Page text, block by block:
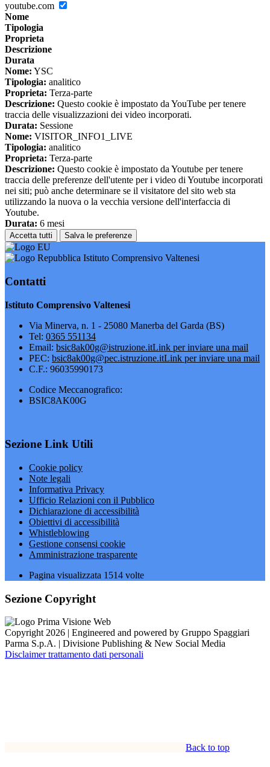
youtube.com
Nome
Tipologia
Proprieta
Descrizione
Durata
Nome: YSC
Tipologia: analitico
Proprieta: Terza-parte
Descrizione: Questo cookie è impostato da YouTube per tenere
traccia delle visualizzazioni dei video incorporati.
Durata: Sessione
Nome: VISITOR_INFO1_LIVE
Tipologia: analitico
Proprieta: Terza-parte
Descrizione: Questo cookie è impostato da Youtube per tenere
traccia delle preferenze dell'utente per i video di Youtube incorporati
nei siti; può anche determinare se il visitatore del sito web sta
utilizzando la nuova o la vecchia versione dell'interfaccia di
Youtube.
Durata: 6 mesi
Accetta tutti Salva le preferenze
Istituto Comprensivo Valtenesi
Contatti
Istituto Comprensivo Valtenesi
Via Minerva, n. 1 - 25080 Manerba del Garda (BS)
Tel: 0365 551134
Email: bsic8ak00g@istruzione.itLink per inviare una mail
PEC: bsic8ak00g@pec.istruzione.itLink per inviare una mail
C.F.: 96035990173
Codice Meccanografico:
BSIC8AK00G
Sezione Link Utili
Cookie policy
Note legali
Informativa Privacy
Ufficio Relazioni con il Pubblico
Dichiarazione di accessibilità
Obiettivi di accessibilità
Whistleblowing
Gestione consensi cookie
Amministrazione trasparente
Pagina visualizzata 1514 volte
Sezione Copyright
Copyright 2026 | Engineered and powered by Gruppo Spaggiari
Parma S.p.A. | Divisione Publishing & New Social Media
Disclaimer trattamento dati personali
Back to top